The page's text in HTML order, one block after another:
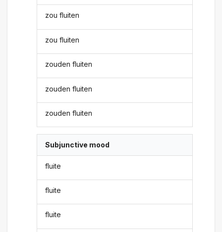
zou fluiten
zou fluiten
zouden fluiten
zouden fluiten
zouden fluiten
Subjunctive mood
fluite
fluite
fluite